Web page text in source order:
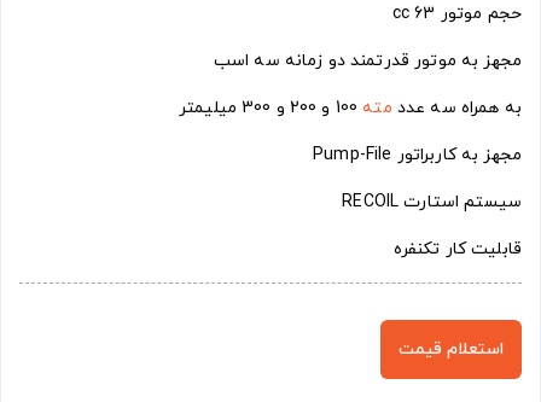
حجم موتور 63 cc
مجهز به موتور قدرتمند دو زمانه سه اسب
به همراه سه عدد مته
مجهز به کاربراتور Pump-File
سیستم استارت RECOIL
قابلیت کار تکنفره
استعلام قیمت